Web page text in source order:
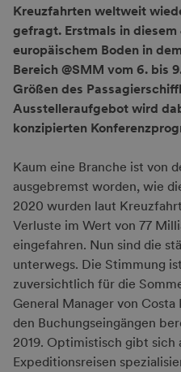
Kreuzfahrten weltweit
gefragt. Erstmals in
europäischem Boden in
Bereich @SMM vom 6. bis
Größen des
Ausstelleraufgebot wird
konzipierten
Kaum eine Branche ist von
ausgebremst worden, wie
2020 wurden laut
Verluste im Wert von 77
eingefahren. Nun sind die
unterwegs. Die Stimmung
zuversichtlich für die
General Manager von
den Buchungseingängen
2019. Optimistisch gibt sich
Expeditionsreisen